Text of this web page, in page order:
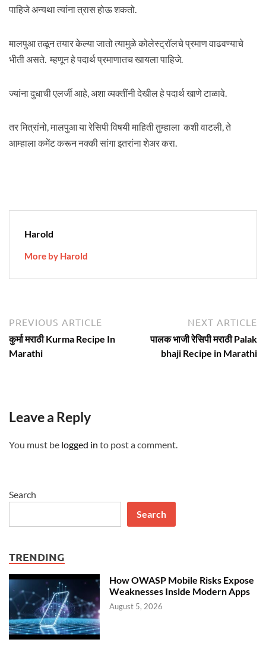
पाहिजे अन्यथा त्यांना त्रास होऊ शकतो.
मालपुआ तळून तयार केल्या जातो त्यामुळे कोलेस्ट्रॉलचे प्रमाण वाढवण्याचे
भीती असते. म्हणून हे पदार्थ प्रमाणातच खायला पाहिजे.
ज्यांना दुधाची एलर्जी आहे, अशा व्यक्तींनी देखील हे पदार्थ खाणे टाळावे.
तर मित्रांनो, मालपुआ या रेसिपी विषयी माहिती तुम्हाला कशी वाटली, ते
आम्हाला कमेंट करून नक्की सांगा इतरांना शेअर करा.
Harold
More by Harold
Post
navigation
PREVIOUS ARTICLE
article:
कुर्मा मराठी Kurma Recipe In
Marathi
NEXT ARTICLE
पालक भाजी रेसिपी मराठी Palak
bhaji Recipe in Marathi
Leave a Reply
You must be logged in to post a comment.
Search
Search
TRENDING
How OWASP Mobile Risks Expose
Weaknesses Inside Modern Apps
August 5, 2026